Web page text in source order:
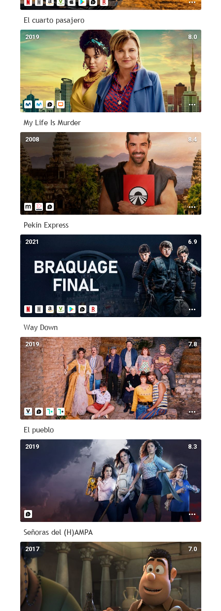
El cuarto pasajero
8.0
2019
My Life Is Murder
8.4
2008
Pekín Express
6.9
2021
Way Down
7.8
2019
El pueblo
8.3
2019
Señoras del (H)AMPA
7.0
2017